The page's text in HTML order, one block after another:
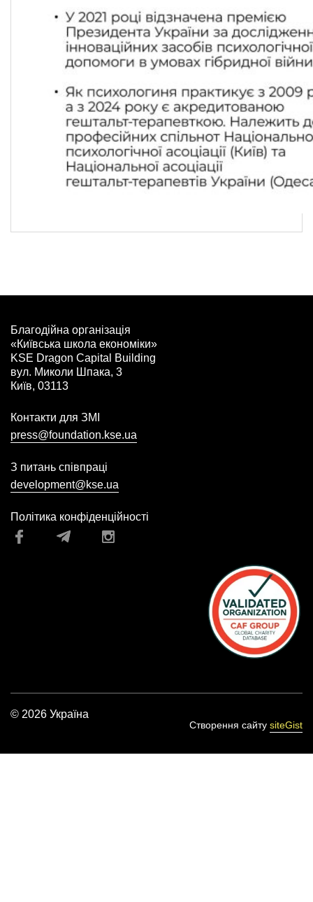
Благодійна організація
«Київська школа економіки»
KSE Dragon Capital Building
вул. Миколи Шпака, 3
Київ, 03113
Контакти для ЗМІ
press@foundation.kse.ua
З питань співпраці
development@kse.ua
Політика конфіденційності
© 2026 Україна
Створення сайту siteGist